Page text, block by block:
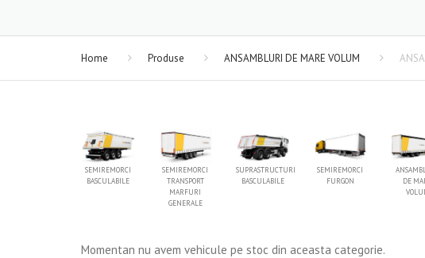
Home Produse ANSAMBLURI DE MARE VOLUM
SEMIREMORCI
BASCULABILE
SEMIREMORCI
TRANSPORT
MARFURI
GENERALE
SUPRASTRUCTURI
BASCULABILE
SEMIREMORCI
FURGON
DE
Momentan nu avem vehicule pe stoc din aceasta categorie.